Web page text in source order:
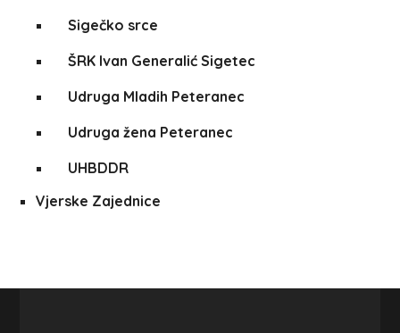
Sigečko srce
ŠRK Ivan Generalić Sigetec
Udruga Mladih Peteranec
Udruga žena Peteranec
UHBDDR
Vjerske Zajednice